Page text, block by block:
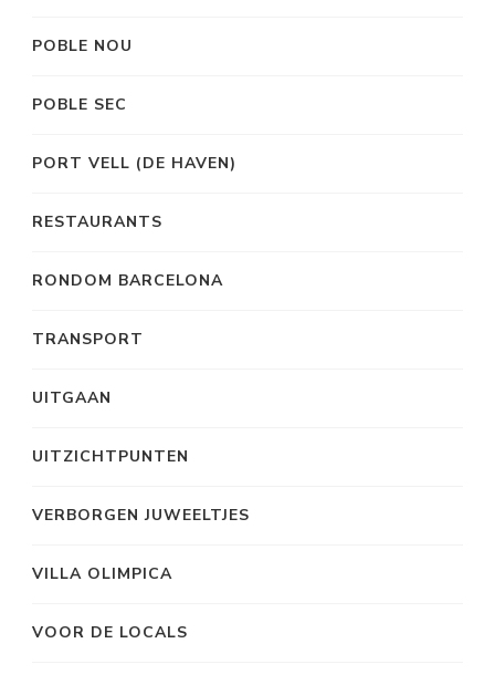
POBLE NOU
POBLE SEC
PORT VELL (DE HAVEN)
RESTAURANTS
RONDOM BARCELONA
TRANSPORT
UITGAAN
UITZICHTPUNTEN
VERBORGEN JUWEELTJES
VILLA OLIMPICA
VOOR DE LOCALS